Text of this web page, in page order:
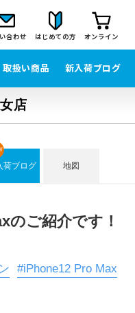
合わせ はじめての方 オンライン
取扱い商品 新入荷ブログ
店
荷ブログ 地図
のご紹介です！
#iPhone12 Pro Max